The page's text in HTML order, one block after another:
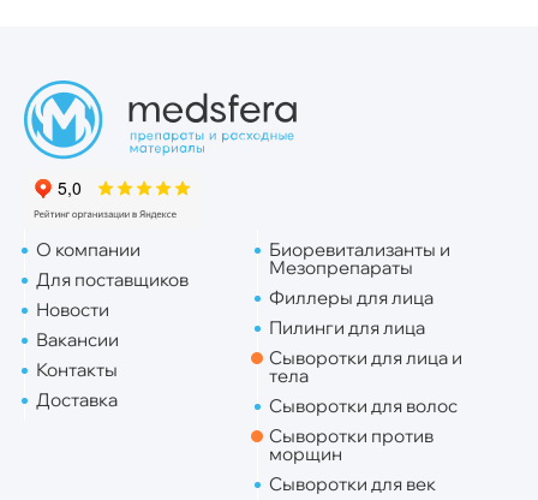
О компании
Для поставщиков
Новости
Вакансии
Контакты
Доставка
Биоревитализанты и
Мезопрепараты
Филлеры для лица
Пилинги для лица
Сыворотки для лица и
тела
Сыворотки для волос
Сыворотки против
морщин
Сыворотки для век